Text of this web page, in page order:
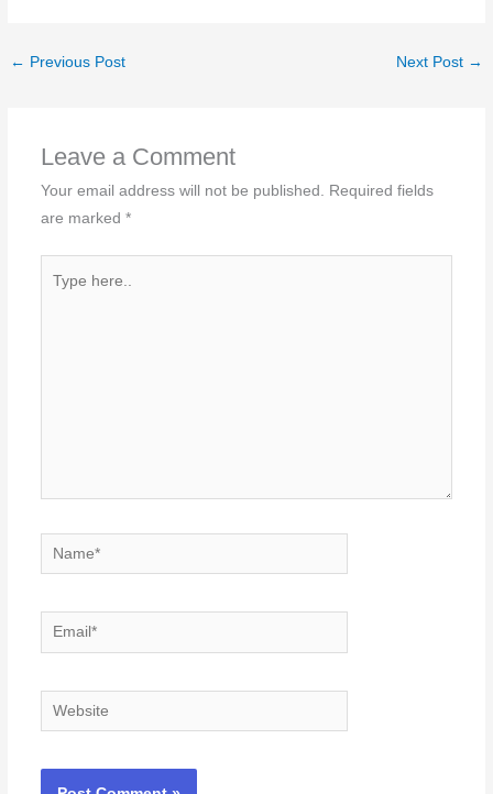
← Previous Post Next Post →
Leave a Comment
Your email address will not be published. Required fields
are marked *
here..
Name*
Email*
Website